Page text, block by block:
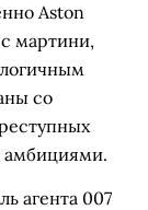
Aston
мартини,
со
амбициями.
агента 007